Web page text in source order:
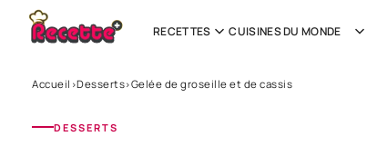
RECETTES CUISINES DU MONDE
Accueil ›Desserts›Gelée de groseille et de cassis
DESSERTS